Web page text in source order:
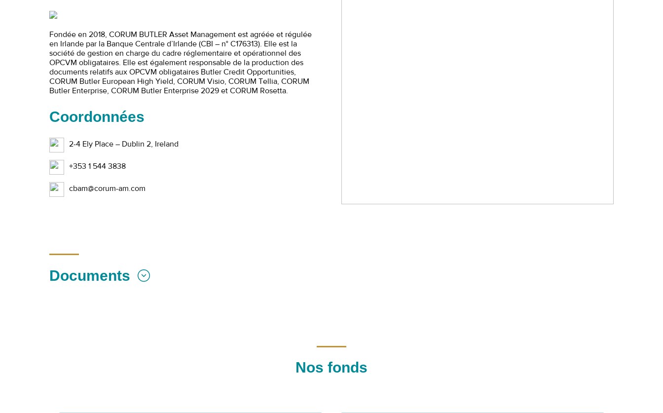
Fondée en 2018, CORUM BUTLER Asset Management est agréée et régulée
en Irlande par la Banque Centrale d’Irlande (CBI – n° C176313). Elle est la
société de gestion en charge du cadre réglementaire et opérationnel des
OPCVM obligataires. Elle est également responsable de la production des
documents relatifs aux OPCVM obligataires Butler Credit Opportunities,
CORUM Butler European High Yield, CORUM Visio, CORUM Tellia, CORUM
Butler Enterprise, CORUM Butler Enterprise 2029 et CORUM Rosetta.
Coordonnées
2-4 Ely Place – Dublin 2, Ireland
+353 1 544 3838
cbam@corum-am.com
Documents
Nos fonds